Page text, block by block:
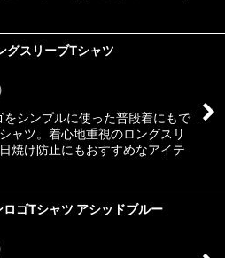
グスリーブTシャツ
シンプルに使った普段着にもで
ャツ。着心地重視のロングスリ
焼け防止にもおすすめなアイテ
ゴTシャツ アシッドブルー